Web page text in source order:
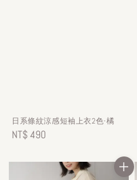
日系條紋涼感短袖上衣2色-橘
Regular
NT$ 490